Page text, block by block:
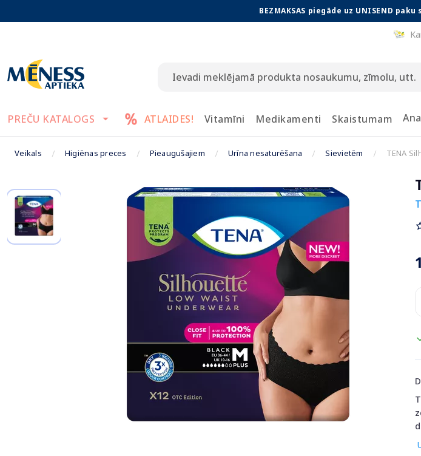
BEZMAKSAS piegāde uz UNISEND
PREČU KATALOGS ATLAIDES! Vitamīni Medikamenti Skaistumam
Veikals Higiēnas preces Pieaugušajiem Urīna nesaturēšana Sievietēm TENA